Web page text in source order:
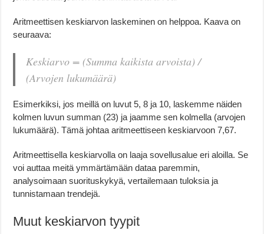
Aritmeettisen keskiarvon laskeminen on helppoa. Kaava on
seuraava:
Keskiarvo = (Summa kaikista arvoista) /
(Arvojen lukumäärä)
Esimerkiksi, jos meillä on luvut 5, 8 ja 10, laskemme näiden
kolmen luvun summan (23) ja jaamme sen kolmella (arvojen
lukumäärä). Tämä johtaa aritmeettiseen keskiarvoon 7,67.
Aritmeettisella keskiarvolla on laaja sovellusalue eri aloilla. Se
voi auttaa meitä ymmärtämään dataa paremmin,
analysoimaan suorituskykyä, vertailemaan tuloksia ja
tunnistamaan trendejä.
Muut keskiarvon tyypit